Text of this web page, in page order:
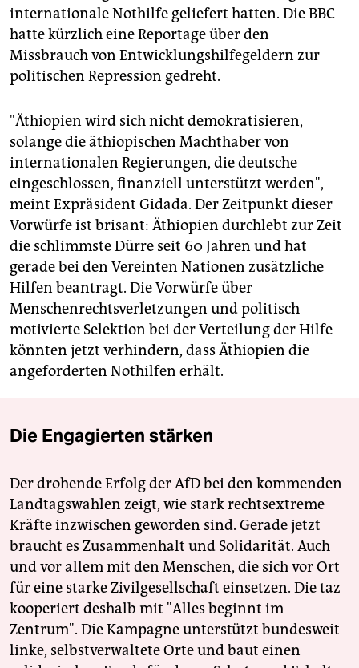
internationale Nothilfe geliefert hatten. Die BBC
hatte kürzlich eine Reportage über den
Missbrauch von Entwicklungshilfegeldern zur
politischen Repression gedreht.
"Äthiopien wird sich nicht demokratisieren,
solange die äthiopischen Machthaber von
internationalen Regierungen, die deutsche
eingeschlossen, finanziell unterstützt werden",
meint Expräsident Gidada. Der Zeitpunkt dieser
Vorwürfe ist brisant: Äthiopien durchlebt zur Zeit
die schlimmste Dürre seit 60 Jahren und hat
gerade bei den Vereinten Nationen zusätzliche
Hilfen beantragt. Die Vorwürfe über
Menschenrechtsverletzungen und politisch
motivierte Selektion bei der Verteilung der Hilfe
könnten jetzt verhindern, dass Äthiopien die
angeforderten Nothilfen erhält.
Die Engagierten stärken
Der drohende Erfolg der AfD bei den kommenden
Landtagswahlen zeigt, wie stark rechtsextreme
Kräfte inzwischen geworden sind. Gerade jetzt
braucht es Zusammenhalt und Solidarität. Auch
und vor allem mit den Menschen, die sich vor Ort
für eine starke Zivilgesellschaft einsetzen. Die taz
kooperiert deshalb mit "Alles beginnt im
Zentrum". Die Kampagne unterstützt bundesweit
linke, selbstverwaltete Orte und baut einen